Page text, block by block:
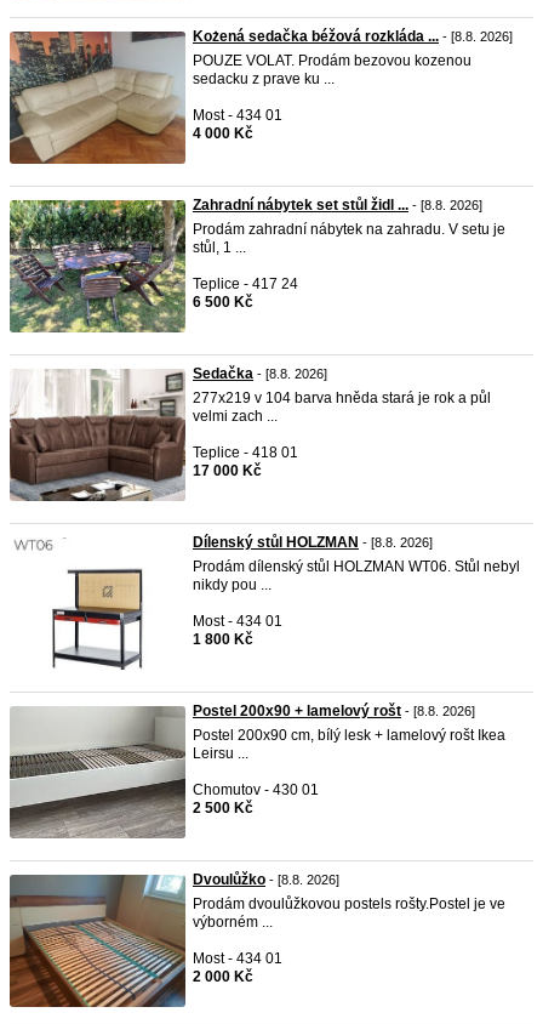
Kożená sedačka béžová rozkláda ... - [8.8. 2026]
POUZE VOLAT. Prodám bezovou kozenou
sedacku z prave ku ...
Most - 434 01
4 000 Kč
Zahradní nábytek set stůl židl ... - [8.8. 2026]
Prodám zahradní nábytek na zahradu. V setu je
stůl, 1 ...
Teplice - 417 24
6 500 Kč
Sedačka - [8.8. 2026]
277x219 v 104 barva hněda stará je rok a půl
velmi zach ...
Teplice - 418 01
17 000 Kč
Dílenský stůl HOLZMAN - [8.8. 2026]
Prodám dílenský stůl HOLZMAN WT06. Stůl nebyl
nikdy pou ...
Most - 434 01
1 800 Kč
Postel 200x90 + lamelový rošt - [8.8. 2026]
Postel 200x90 cm, bílý lesk + lamelový rošt Ikea
Leirsu ...
Chomutov - 430 01
2 500 Kč
Dvoulůžko - [8.8. 2026]
Prodám dvoulůžkovou postels rošty.Postel je ve
výborném ...
Most - 434 01
2 000 Kč